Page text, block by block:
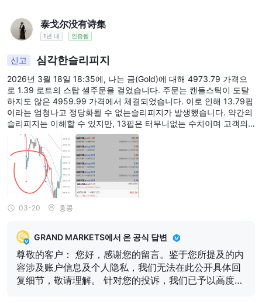
泰戈尔没有诗集
1년 내 인증됨
신고 심각한슬리피지
2026년 3월 18일 18:35에, 나는 금(Gold)에 대해 4973.79 가격으
로 1.39 로트의 스탑 셀주문을 걸었습니다. 주문는 캔들스틱이 도달
하지도 않은 4959.99 가격에서 체결되었습니다. 이로 인해 13.79핍
이라는 엄청나고 정당화될 수 없는슬리피지가 발생했습니다. 약간의
슬리피지는 이해할 수 있지만, 13핍은 터무니없는 수치이며 고객의
돈을 훔치려는 노골적인 사기 수법입니다. 2초 안에 가격은 4967로
돌아왔지만, 제 계좌는 즉시 청산되었습니다. 이 플랫폼은사기입니다
—절대 가까이 하지 마세요!
03-20 홍콩
GRAND MARKETS에서 온 공식 답변
尊敬的客户： 您好，感谢您的留言。鉴于您所提及的内
容涉及账户信息及个人隐私，我们无法在此公开具体回
复细节，敬请理解。 针对您的投诉，我们已予以高度重